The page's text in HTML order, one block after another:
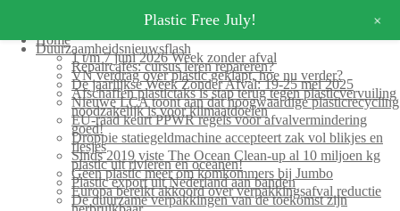
Home
Duurzaamheidsnieuwsflash
1 t/m 7 juni 2026 Week zonder afval
Repaircafés: cursus leren repareren?
VN verdrag over plastic geklapt, hoe nu verder?
De jaarlijkse Week Zonder Afval: 19-25 mei 2025
Afschaffen plastictaks is stap terug tegen plasticvervuiling
Nieuwe LCA toont aan dat hoogwaardige plasticrecycling
noodzakelijk is voor klimaatdoelen
EU-raad keurt PPWR regels voor afvalvermindering
goed!
Droppie statiegeldmachine accepteert zak vol blikjes en
flesjes
Sinds 2019 viste The Ocean Clean-up al 10 miljoen kg
plastic uit rivieren en oceanen!
Geen plastic meer om komkommers bij Jumbo
Plastic export uit Nederland aan banden
Europa bereikt akkoord over verpakkingsafval reductie
De duurzame verpakkingen van de toekomst zijn
Plastic Free July! +